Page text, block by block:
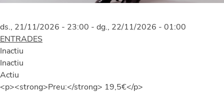
ds., 21/11/2026 - 23:00 - dg., 22/11/2026 - 01:00
ENTRADES
Inactiu
Inactiu
Actiu
<p><strong>Preu:</strong> 19,5€</p>